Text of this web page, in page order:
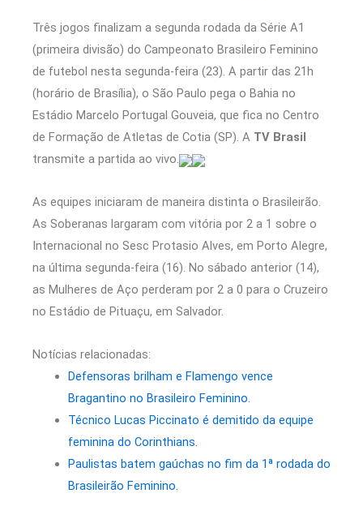
Três jogos finalizam a segunda rodada da Série A1
(primeira divisão) do Campeonato Brasileiro Feminino
de futebol nesta segunda-feira (23). A partir das 21h
(horário de Brasília), o São Paulo pega o Bahia no
Estádio Marcelo Portugal Gouveia, que fica no Centro
de Formação de Atletas de Cotia (SP). A TV Brasil
transmite a partida ao vivo.
As equipes iniciaram de maneira distinta o Brasileirão.
As Soberanas largaram com vitória por 2 a 1 sobre o
Internacional no Sesc Protasio Alves, em Porto Alegre,
na última segunda-feira (16). No sábado anterior (14),
as Mulheres de Aço perderam por 2 a 0 para o Cruzeiro
no Estádio de Pituaçu, em Salvador.
Notícias relacionadas:
Defensoras brilham e Flamengo vence
Bragantino no Brasileiro Feminino.
Técnico Lucas Piccinato é demitido da equipe
feminina do Corinthians.
Paulistas batem gaúchas no fim da 1ª rodada do
Brasileirão Feminino.